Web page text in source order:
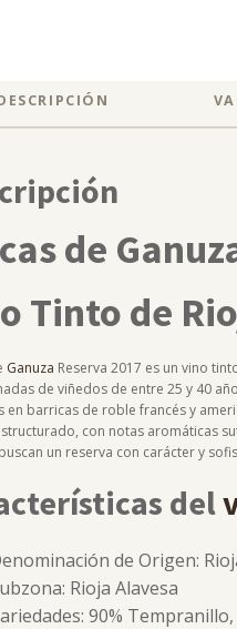
de
Tinto de
Ganuza Reserva 2017 es un vino
de viñedos de entre 25 y 40
en barricas de roble francés y
con notas aromáticas
un reserva con carácter y
del
de Origen:
Rioja Alavesa
90%